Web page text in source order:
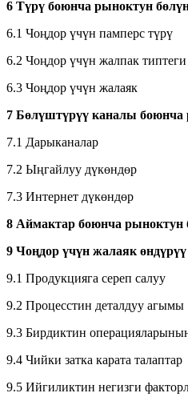
6 Түрү боюнча рыноктун
6.1 Чоңдор үчүн памперс түрү
6.2 Чоңдор үчүн жалпак
6.3 Чоңдор үчүн жалаяк
7 Бөлүштүрүү каналы боюнча
7.1 Дарыканалар
7.2 Ыңгайлуу дүкөндөр
7.3 Интернет дүкөндөр
8 Аймактар ​​боюнча рыноктун
9 Чоңдор үчүн жалаяк өндүрүү
9.1 Продукцияга сереп салуу
9.2 Процесстин деталдуу агымы
9.3 Бирдиктин
9.4 Чийки затка карата талаптар
9.5 Ийгиликтин негизги